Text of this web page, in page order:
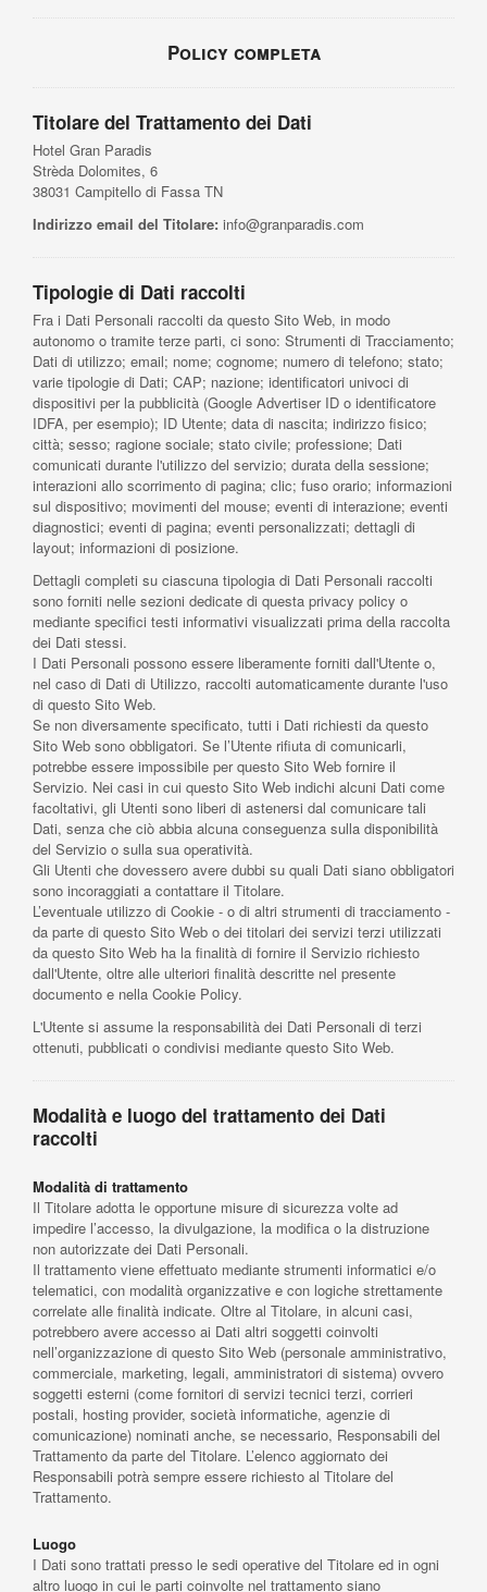
Policy completa
Titolare del Trattamento dei Dati
Hotel Gran Paradis
Strèda Dolomites, 6
38031 Campitello di Fassa TN
Indirizzo email del Titolare: info@granparadis.com
Tipologie di Dati raccolti
Fra i Dati Personali raccolti da questo Sito Web, in modo
autonomo o tramite terze parti, ci sono: Strumenti di Tracciamento;
Dati di utilizzo; email; nome; cognome; numero di telefono; stato;
varie tipologie di Dati; CAP; nazione; identificatori univoci di
dispositivi per la pubblicità (Google Advertiser ID o identificatore
IDFA, per esempio); ID Utente; data di nascita; indirizzo fisico;
città; sesso; ragione sociale; stato civile; professione; Dati
comunicati durante l'utilizzo del servizio; durata della sessione;
interazioni allo scorrimento di pagina; clic; fuso orario; informazioni
sul dispositivo; movimenti del mouse; eventi di interazione; eventi
diagnostici; eventi di pagina; eventi personalizzati; dettagli di
layout; informazioni di posizione.
Dettagli completi su ciascuna tipologia di Dati Personali raccolti
sono forniti nelle sezioni dedicate di questa privacy policy o
mediante specifici testi informativi visualizzati prima della raccolta
dei Dati stessi.
I Dati Personali possono essere liberamente forniti dall'Utente o,
nel caso di Dati di Utilizzo, raccolti automaticamente durante l'uso
di questo Sito Web.
Se non diversamente specificato, tutti i Dati richiesti da questo
Sito Web sono obbligatori. Se l’Utente rifiuta di comunicarli,
potrebbe essere impossibile per questo Sito Web fornire il
Servizio. Nei casi in cui questo Sito Web indichi alcuni Dati come
facoltativi, gli Utenti sono liberi di astenersi dal comunicare tali
Dati, senza che ciò abbia alcuna conseguenza sulla disponibilità
del Servizio o sulla sua operatività.
Gli Utenti che dovessero avere dubbi su quali Dati siano obbligatori
sono incoraggiati a contattare il Titolare.
L’eventuale utilizzo di Cookie - o di altri strumenti di tracciamento -
da parte di questo Sito Web o dei titolari dei servizi terzi utilizzati
da questo Sito Web ha la finalità di fornire il Servizio richiesto
dall'Utente, oltre alle ulteriori finalità descritte nel presente
documento e nella Cookie Policy.
L'Utente si assume la responsabilità dei Dati Personali di terzi
ottenuti, pubblicati o condivisi mediante questo Sito Web.
Modalità e luogo del trattamento dei Dati
raccolti
Modalità di trattamento
Il Titolare adotta le opportune misure di sicurezza volte ad
impedire l’accesso, la divulgazione, la modifica o la distruzione
non autorizzate dei Dati Personali.
Il trattamento viene effettuato mediante strumenti informatici e/o
telematici, con modalità organizzative e con logiche strettamente
correlate alle finalità indicate. Oltre al Titolare, in alcuni casi,
potrebbero avere accesso ai Dati altri soggetti coinvolti
nell’organizzazione di questo Sito Web (personale amministrativo,
commerciale, marketing, legali, amministratori di sistema) ovvero
soggetti esterni (come fornitori di servizi tecnici terzi, corrieri
postali, hosting provider, società informatiche, agenzie di
comunicazione) nominati anche, se necessario, Responsabili del
Trattamento da parte del Titolare. L’elenco aggiornato dei
Responsabili potrà sempre essere richiesto al Titolare del
Trattamento.
Luogo
I Dati sono trattati presso le sedi operative del Titolare ed in ogni
altro luogo in cui le parti coinvolte nel trattamento siano